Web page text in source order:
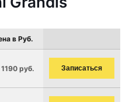
в Руб.
руб. Записаться